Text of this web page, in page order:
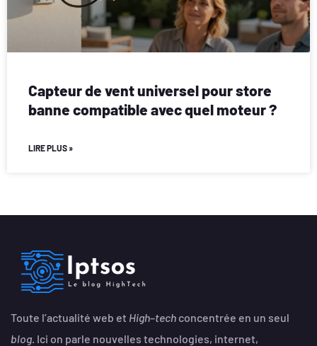
Capteur de vent universel pour store
banne compatible avec quel moteur ?
LIRE PLUS »
Toute l’actualité web et High–tech concentrée en un seul
blog . Ici on parle nouvelles technologies, internet,